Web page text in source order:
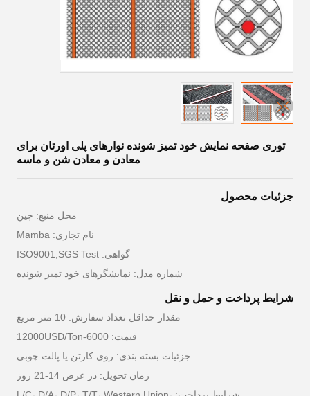
توری صفحه نمایش خود تمیز شونده نوارهای پلی اورتان برای
معادن و معادن شن و ماسه
جزئیات محصول
محل منبع: چین
نام تجاری: Mamba
گواهی: ISO9001,SGS Test
شماره مدل: نمایشگرهای خود تمیز شونده
شرایط پرداخت و حمل و نقل
مقدار حداقل تعداد سفارش: 10 متر مربع
قیمت: 6000-12000USD/Ton
جزئیات بسته بندی: روی کارتن یا پالت چوبی
زمان تحویل: در عرض 14-21 روز